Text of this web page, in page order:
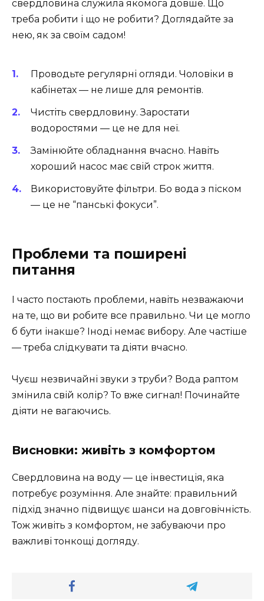
свердловина служила якомога довше. Що
треба робити і що не робити? Доглядайте за
нею, як за своїм садом!
Проводьте регулярні огляди. Чоловіки в
кабінетах — не лише для ремонтів.
Чистіть свердловину. Заростати
водоростями — це не для неї.
Замінюйте обладнання вчасно. Навіть
хороший насос має свій строк життя.
Використовуйте фільтри. Бо вода з піском
— це не “панські фокуси”.
Проблеми та поширені
питання
І часто постають проблеми, навіть незважаючи
на те, що ви робите все правильно. Чи це могло
б бути інакше? Іноді немає вибору. Але частіше
— треба слідкувати та діяти вчасно.
Чуєш незвичайні звуки з труби? Вода раптом
змінила свій колір? То вже сигнал! Починайте
діяти не вагаючись.
Висновки: живіть з комфортом
Свердловина на воду — це інвестиція, яка
потребує розуміння. Але знайте: правильний
підхід значно підвищує шанси на довговічність.
Тож живіть з комфортом, не забуваючи про
важливі тонкощі догляду.